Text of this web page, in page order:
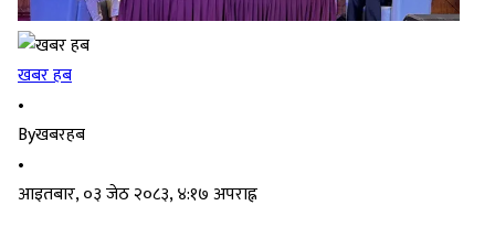
खबर हब
•
Byखबरहब
•
आइतबार, ०३ जेठ २०८३, ४:१७ अपराह्न